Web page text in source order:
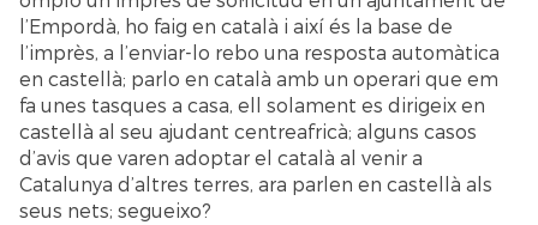
l’Empordà, ho faig en català i així és la base de
l’imprès, a l’enviar-lo rebo una resposta automàtica
en castellà; parlo en català amb un operari que em
fa unes tasques a casa, ell solament es dirigeix en
castellà al seu ajudant centreafricà; alguns casos
d’avis que varen adoptar el català al venir a
Catalunya d’altres terres, ara parlen en castellà als
seus nets; segueixo?